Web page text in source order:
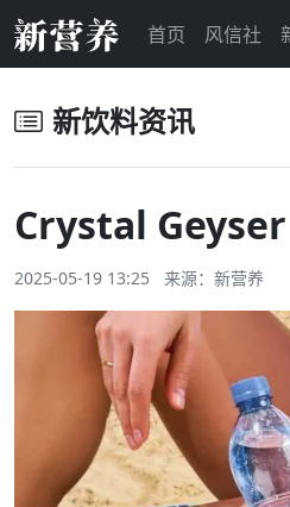
首页 风信社
新饮料资讯
Crystal Geyser
2025-05-19 13:25 来源： 新营养